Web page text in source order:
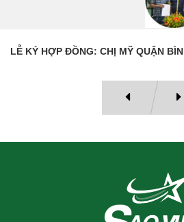
LỄ BÀN GIAO NHÀ: CÔ VÂN QUẬN 11